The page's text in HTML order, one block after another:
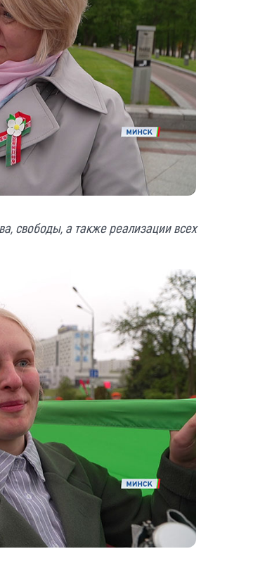
свободы, а также реализации всех